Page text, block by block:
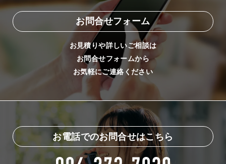
お問合せフォーム
お見積りや詳しいご相談は
お問合せフォームから
お気軽にご連絡ください
お電話でのお問合せはこちら